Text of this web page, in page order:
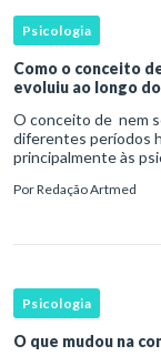
Psicologia
Como o conceito
evoluiu ao longo
O conceito de nem
diferentes períodos
principalmente às
transtorno do des
PorRedação Artmed
Psicologia
O que mudou na